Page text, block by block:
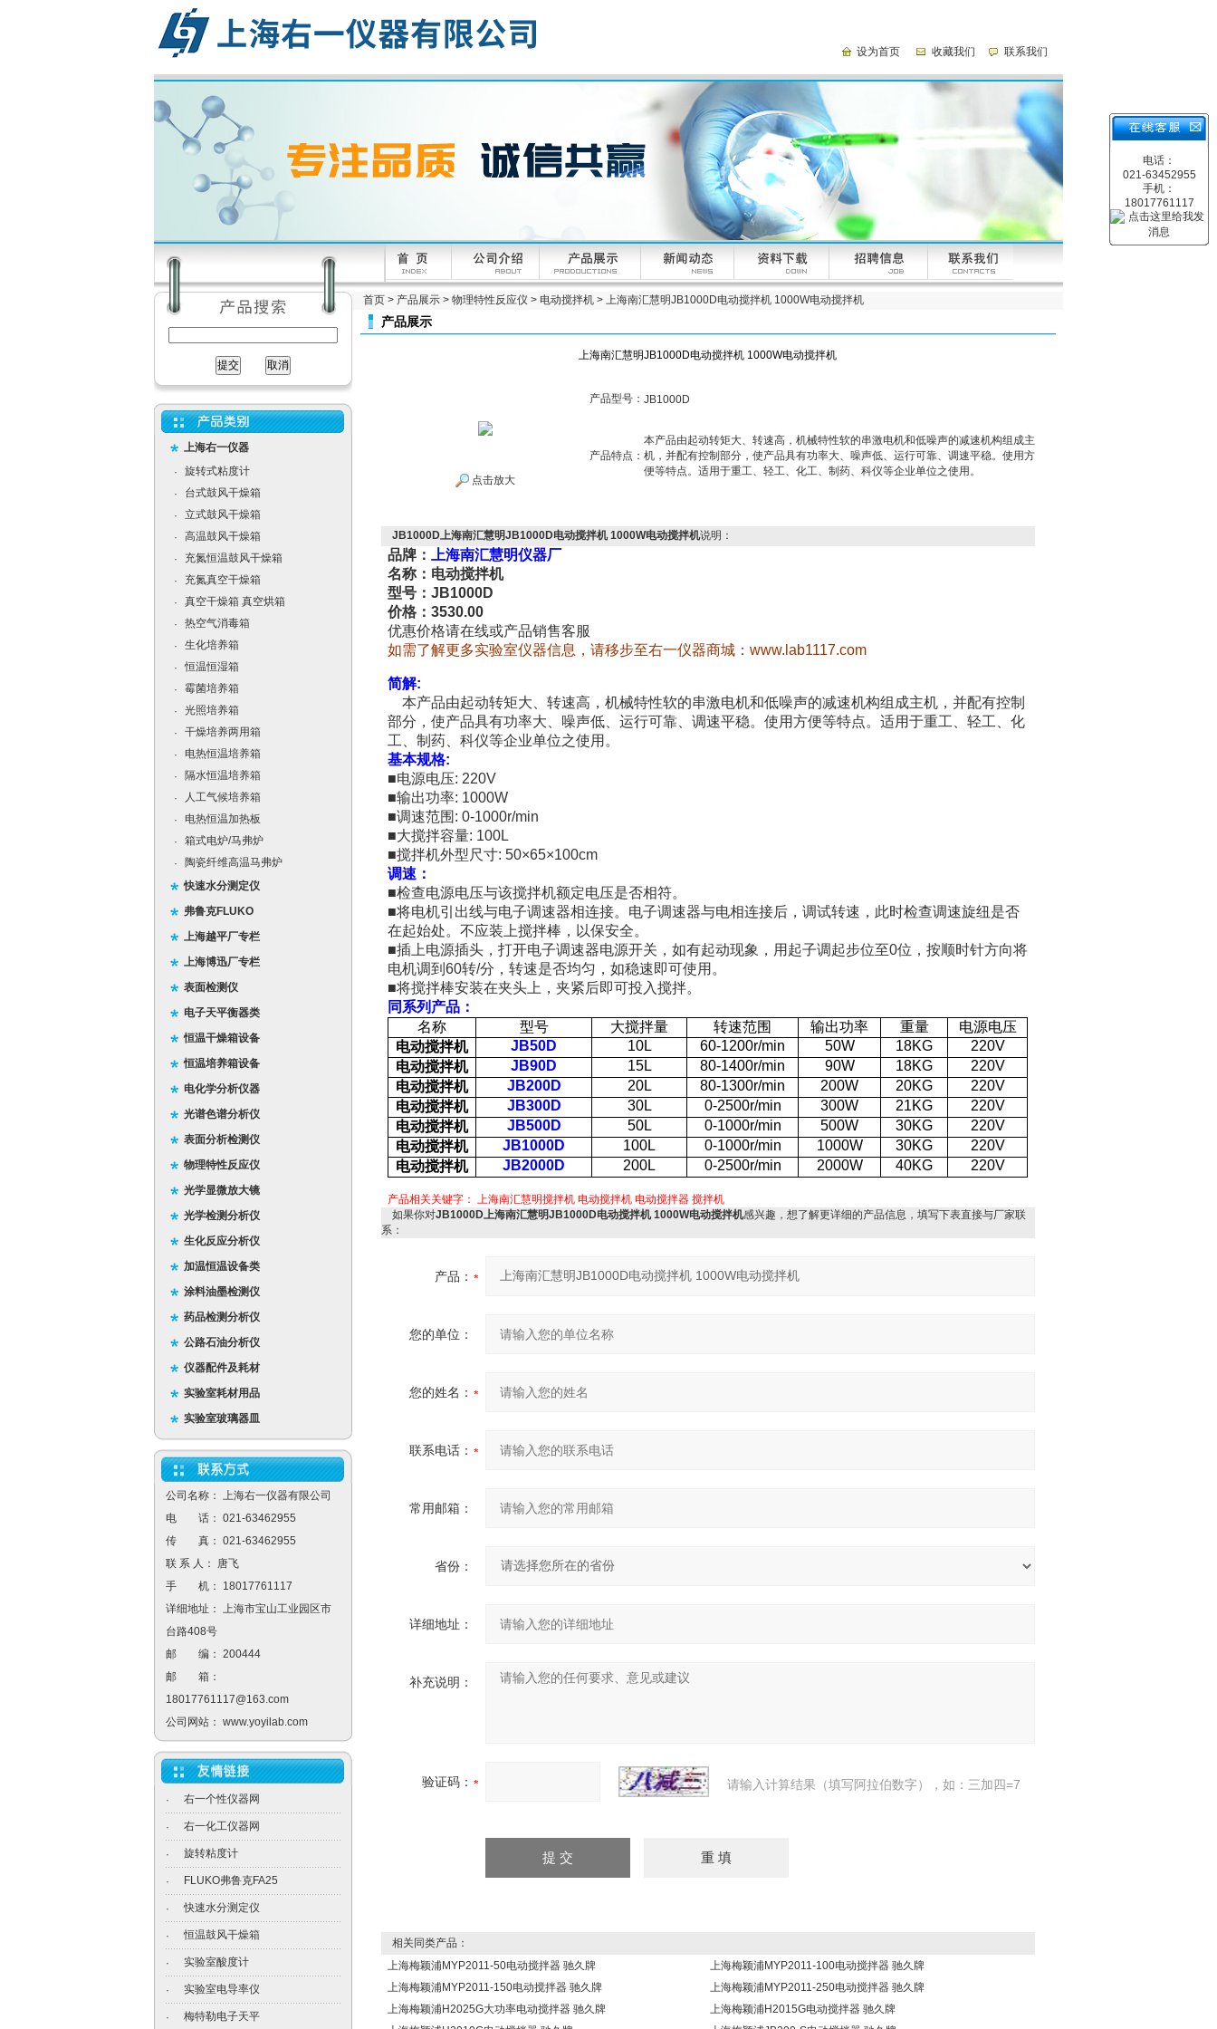
设为首页 收藏我们 联系我们
电话：
021-63452955
手机：
18017761117
上海右一仪器
·
旋转式粘度计
·
台式鼓风干燥箱
·
立式鼓风干燥箱
·
高温鼓风干燥箱
·
充氮恒温鼓风干燥箱
·
充氮真空干燥箱
·
真空干燥箱 真空烘箱
·
热空气消毒箱
·
生化培养箱
·
恒温恒湿箱
·
霉菌培养箱
·
光照培养箱
·
干燥培养两用箱
·
电热恒温培养箱
·
隔水恒温培养箱
·
人工气候培养箱
·
电热恒温加热板
·
箱式电炉/马弗炉
·
陶瓷纤维高温马弗炉
快速水分测定仪
弗鲁克FLUKO
上海越平厂专栏
上海博迅厂专栏
表面检测仪
电子天平衡器类
恒温干燥箱设备
恒温培养箱设备
电化学分析仪器
光谱色谱分析仪
表面分析检测仪
物理特性反应仪
光学显微放大镜
光学检测分析仪
生化反应分析仪
加温恒温设备类
涂料油墨检测仪
药品检测分析仪
公路石油分析仪
仪器配件及耗材
实验室耗材用品
实验室玻璃器皿
公司名称： 上海右一仪器有限公司
电 话： 021-63462955
传 真： 021-63462955
联 系 人： 唐飞
手 机： 18017761117
详细地址： 上海市宝山工业园区市
台路408号
邮 编： 200444
邮 箱：
18017761117@163.com
公司网站： www.yoyilab.com
· 右一个性仪器网
· 右一化工仪器网
· 旋转粘度计
· FLUKO弗鲁克FA25
· 快速水分测定仪
· 恒温鼓风干燥箱
· 实验室酸度计
· 实验室电导率仪
· 梅特勒电子天平
首页 > 产品展示 > 物理特性反应仪 > 电动搅拌机 > 上海南汇慧明JB1000D电动搅拌机 1000W电动搅拌机
产品展示
上海南汇慧明JB1000D电动搅拌机 1000W电动搅拌机
点击放大
产品型号： JB1000D
产品特点：
本产品由起动转矩大、转速高，机械特性软的串激电机和低噪声的减速机构组成主
机，并配有控制部分，使产品具有功率大、噪声低、运行可靠、调速平稳。使用方
便等特点。适用于重工、轻工、化工、制药、科仪等企业单位之使用。
JB1000D上海南汇慧明JB1000D电动搅拌机 1000W电动搅拌机说明：
品牌：
上海南汇慧明仪器厂
名称：电动搅拌机
型号：JB1000D
价格：3530.00
优惠价格请在线或产品销售客服
如需了解更多实验室仪器信息，请移步至右一仪器商城： www.lab1117.com
简解:
本产品由起动转矩大、转速高，机械特性软的串激电机和低噪声的减速机构组成主机，并配有控制
部分，使产品具有功率大、噪声低、运行可靠、调速平稳。使用方便等特点。适用于重工、轻工、化
工、制药、科仪等企业单位之使用。
基本规格:
■电源电压: 220V
■输出功率: 1000W
■调速范围 : 0-1000r/min
■大搅拌容量: 100L
■搅拌机外型尺寸: 50×65×100cm
调速：
■检查电源电压与该搅拌机额定电压是否相符。
■将电机引出线与电子调速器相连接。 电子调速器与电相连接后，调试转速， 此时检查调速旋纽是否
在起始处。不应装上搅拌棒，以保安全。
■插上电源插头，打开电子调速器电源开关，如有起动现象，用起子调起步位至0位，按顺时针方向将
电机调到 60转/分，转速是否均匀，如稳速即可使用。
■将搅拌棒安装在夹头上，夹紧后即可投入搅拌。
同系列产品：
名称
型号 大搅拌量 转速范围 输出功率 重量
电源电压
电动搅拌机
JB50D 10L 60-1200r/min 50W 18KG
220V
电动搅拌机
JB90D 15L 80-1400r/min 90W 18KG
220V
电动搅拌机
JB200D 20L 80-1300r/min 200W 20KG
220V
电动搅拌机
JB300D 30L 0-2500r/min 300W 21KG
220V
电动搅拌机
JB500D 50L 0-1000r/min 500W 30KG
220V
电动搅拌机
JB1000D 100L 0-1000r/min 1000W 30KG
220V
电动搅拌机
JB2000D 200L 0-2500r/min 2000W 40KG 220V
产品相关关键字： 上海南汇慧明搅拌机 电动搅拌机 电动搅拌器 搅拌机
如果你对JB1000D上海南汇慧明JB1000D电动搅拌机 1000W电动搅拌机感兴趣，想了解更详细的产品信息，填写下表直接与厂家联
系：
产品：
您的单位：
您的姓名：
联系电话：
常用邮箱：
省份：
详细地址：
补充说明：
验证码： 请输入计算结果（填写阿拉伯数字），如：三加四=7
相关同类产品：
上海梅颖浦MYP2011-50电动搅拌器 驰久牌
上海梅颖浦MYP2011-100电动搅拌器 驰久牌
上海梅颖浦MYP2011-150电动搅拌器 驰久牌
上海梅颖浦MYP2011-250电动搅拌器 驰久牌
上海梅颖浦H2025G大功率电动搅拌器 驰久牌
上海梅颖浦H2015G电动搅拌器 驰久牌